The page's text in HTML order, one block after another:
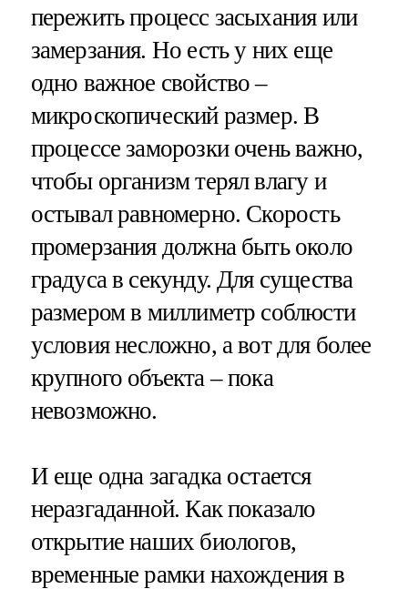
пережить процесс засыхания или
замерзания. Но есть у них еще
одно важное свойство –
микроскопический размер. В
процессе заморозки очень важно,
чтобы организм терял влагу и
остывал равномерно. Скорость
промерзания должна быть около
градуса в секунду. Для существа
размером в миллиметр соблюсти
условия несложно, а вот для более
крупного объекта – пока
невозможно.
И еще одна загадка остается
неразгаданной. Как показало
открытие наших биологов,
временные рамки нахождения в